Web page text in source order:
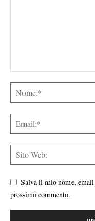
Salva il mio nome,
prossimo commento.